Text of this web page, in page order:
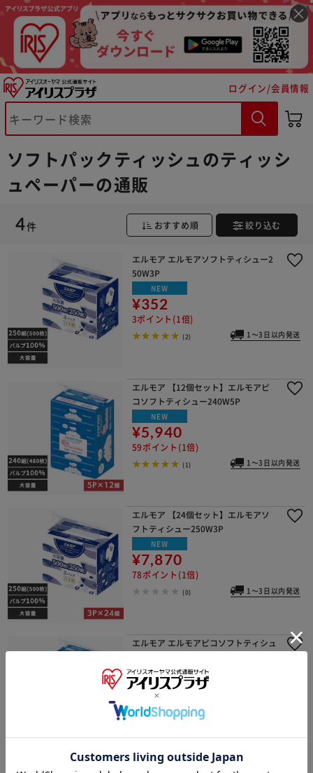
ログイン/会員情報
ソフトパックティッシュのティッシ
ュペーパーの通販
4件 おすすめ順 絞り込む
エルモア エルモアソフトティシュー2
50W3P
NEW
¥352
3ポイント(1倍)
(2) 1～3日以内発送
エルモア 【12個セット】エルモアピ
コソフトティシュー240W5P
NEW
¥5,940
59ポイント(1倍)
(1) 1～3日以内発送
エルモア 【24個セット】エルモアソ
フトティシュー250W3P
NEW
¥7,870
78ポイント(1倍)
(0) 1～3日以内発送
エルモア エルモアピコソフトティシュ
NEW
¥506
(0)
※ご確認ください
カートに入れる